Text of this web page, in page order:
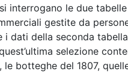
interrogano le due tabelle
gestite da
i dati della seconda
selezione
le botteghe del 1807,